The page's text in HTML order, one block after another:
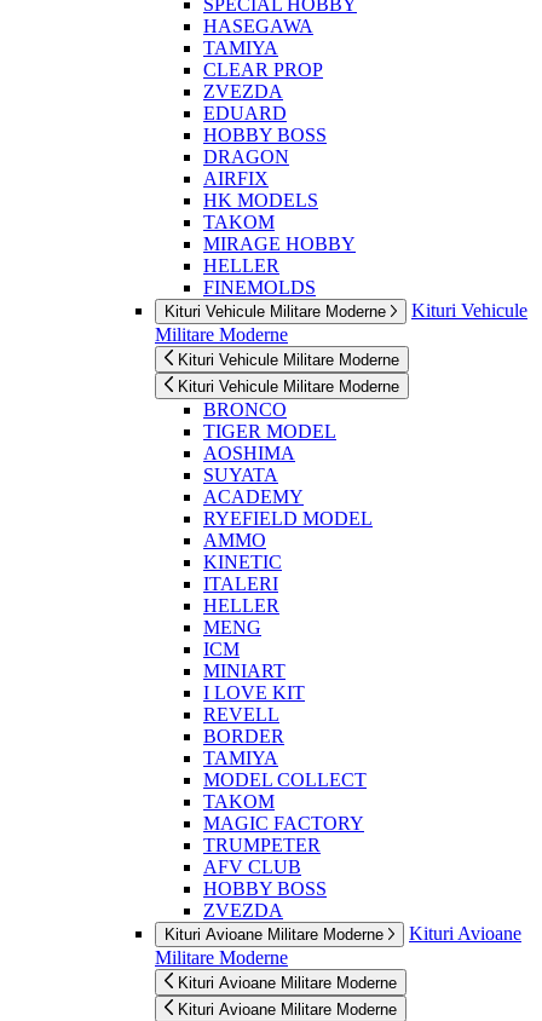
SPECIAL HOBBY
HASEGAWA
TAMIYA
CLEAR PROP
ZVEZDA
EDUARD
HOBBY BOSS
DRAGON
AIRFIX
HK MODELS
TAKOM
MIRAGE HOBBY
HELLER
FINEMOLDS
Kituri Vehicule Militare Moderne
Kituri Vehicule
Militare Moderne
Kituri Vehicule Militare Moderne
Kituri Vehicule Militare Moderne
BRONCO
TIGER MODEL
AOSHIMA
SUYATA
ACADEMY
RYEFIELD MODEL
AMMO
KINETIC
ITALERI
HELLER
MENG
ICM
MINIART
I LOVE KIT
REVELL
BORDER
TAMIYA
MODEL COLLECT
TAKOM
MAGIC FACTORY
TRUMPETER
AFV CLUB
HOBBY BOSS
ZVEZDA
Kituri Avioane Militare Moderne
Kituri Avioane
Militare Moderne
Kituri Avioane Militare Moderne
Kituri Avioane Militare Moderne